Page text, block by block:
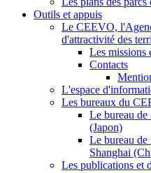
Outils et appuis
Le CEEVO,
d'attractivité des
Les missions
Contacts
L'espace
Les bureaux du
Le bureau de
(Japon)
Le bureau
Shanghai
Les publications et